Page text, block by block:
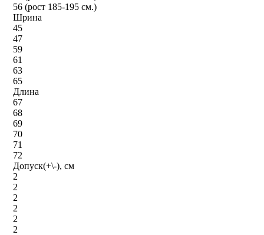
56 (рост 185-195 см.)
Шрина
45
47
59
61
63
65
Длина
67
68
69
70
71
72
Допуск(+\-), см
2
2
2
2
2
2